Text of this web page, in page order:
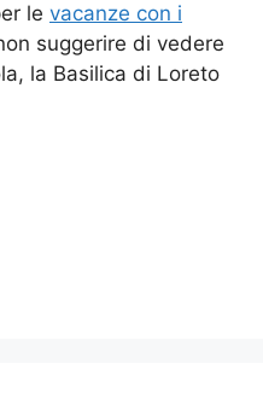
le vacanze con i
suggerire di vedere
la Basilica di Loreto